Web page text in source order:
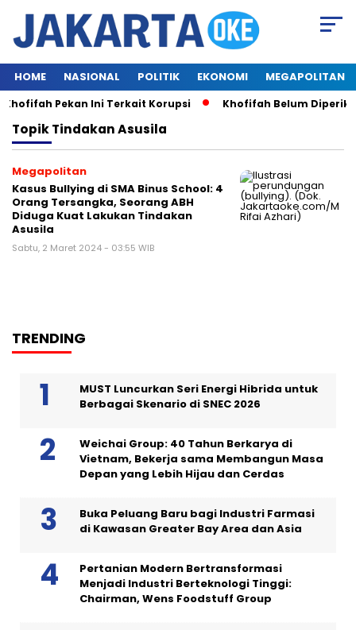
HOME NASIONAL POLITIK EKONOMI MEGAPOLITAN
Pekan Ini Terkait Korupsi Khofifah Belum
TopikTindakan Asusila
Megapolitan
Kasus Bullying di SMA Binus School: 4
Orang Tersangka, Seorang ABH
Diduga Kuat Lakukan Tindakan
Asusila
Sabtu, 2 Maret 2024 - 03:55 WIB
TRENDING
MUST Luncurkan Seri Energi Hibrida untuk
Berbagai Skenario di SNEC 2026
Weichai Group: 40 Tahun Berkarya di
Vietnam, Bekerja sama Membangun Masa
Depan yang Lebih Hijau dan Cerdas
Buka Peluang Baru bagi Industri Farmasi
di Kawasan Greater Bay Area dan Asia
Pertanian Modern Bertransformasi
Menjadi Industri Berteknologi Tinggi:
Chairman, Wens Foodstuff Group